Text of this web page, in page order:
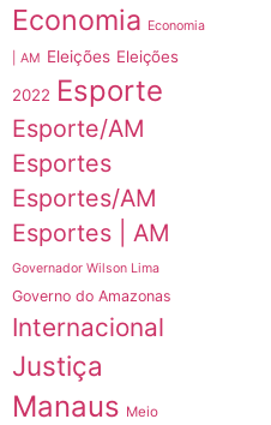
Economia Economia
| AM Eleições Eleições
2022 Esporte
Esporte/AM
Esportes
Esportes/AM
Esportes | AM
Governador Wilson Lima
Governo do Amazonas
Internacional
Justiça
Manaus Meio